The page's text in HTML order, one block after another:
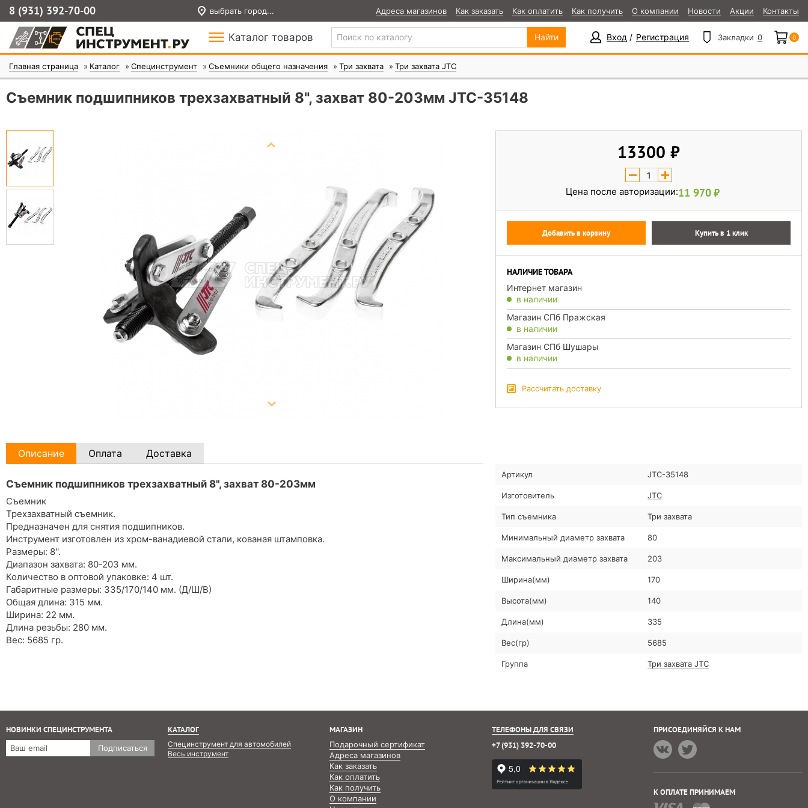
8 (931) 392-70-00 выбрать город... Адреса магазинов Как заказать Как оплатить Как получить О компании Новости Акции Контакты
Каталог товаров Найти Вход Регистрация Закладки 0 0
Главная страница Каталог Специнструмент Съемники общего назначения Три захвата Три захвата JTC
Съемник подшипников трехзахватный 8", захват 80-203мм JTC-35148
13300
Цена после авторизации:11 970
Добавить в корзину Купить в 1 клик
НАЛИЧИЕ ТОВАРА
Интернет магазин
в наличии
Магазин СПб Пражская
в наличии
Магазин СПб Шушары
в наличии
Рассчитать доставку
Описание Оплата Доставка
Съемник подшипников трехзахватный 8", захват 80-203мм
Съемник
Трехзахватный съемник.
Предназначен для снятия подшипников.
Инструмент изготовлен из хром-ванадиевой стали, кованая штамповка.
Размеры: 8''.
Диапазон захвата: 80-203 мм.
Количество в оптовой упаковке: 4 шт.
Габаритные размеры: 335/170/140 мм. (Д/Ш/В)
Общая длина: 315 мм.
Ширина: 22 мм.
Длина резьбы: 280 мм.
Вес: 5685 гр.
Артикул JTC-35148
Изготовитель JTC
Тип съемника Три захвата
Минимальный диаметр захвата 80
Максимальный диаметр захвата 203
Ширина(мм) 170
Высота(мм) 140
Длина(мм) 335
Вес(гр) 5685
Группа Три захвата JTC
НОВИНКИ СПЕЦИНСТРУМЕНТА
Подписаться
КАТАЛОГ
Специнструмент для автомобилей
Весь инструмент
МАГАЗИН
Подарочный сертификат
Адреса магазинов
Как заказать
Как оплатить
Как получить
О компании
ТЕЛЕФОНЫ ДЛЯ СВЯЗИ
+7 (931) 392-70-00
ПРИСОЕДИНЯЙСЯ К НАМ
К ОПЛАТЕ ПРИНИМАЕМ